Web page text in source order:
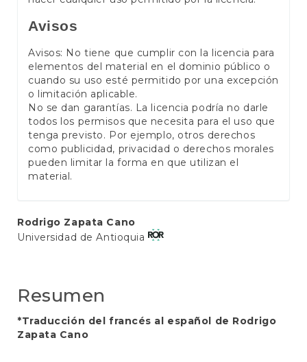
Avisos
Avisos: No tiene que cumplir con la licencia para
elementos del material en el dominio público o
cuando su uso esté permitido por una excepción
o limitación aplicable.
No se dan garantías. La licencia podría no darle
todos los permisos que necesita para el uso que
tenga previsto. Por ejemplo, otros derechos
como publicidad, privacidad o derechos morales
pueden limitar la forma en que utilizan el
material.
Contenido
principal
artículo
Rodrigo Zapata Cano
Universidad de Antioquia
Resumen
*Traducción del francés al español de Rodrigo
Zapata Cano